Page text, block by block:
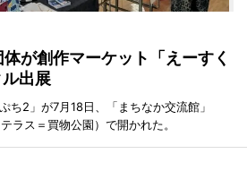
が創作マーケット「えーすく
出展
ち2」が7月18日、「まちなか交流館」
ラス＝買物公園）で開かれた。